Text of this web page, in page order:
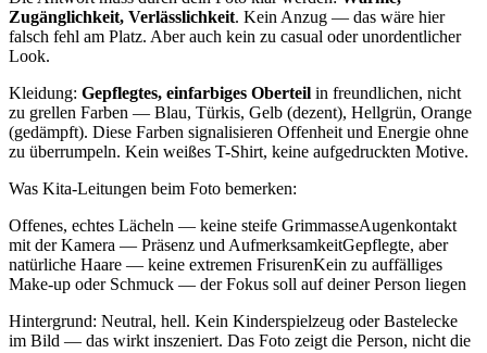
Zugänglichkeit, Verlässlichkeit. Kein Anzug — das wäre hier
falsch fehl am Platz. Aber auch kein zu casual oder unordentlicher
Look.
Kleidung: Gepflegtes, einfarbiges Oberteil in freundlichen, nicht
zu grellen Farben — Blau, Türkis, Gelb (dezent), Hellgrün, Orange
(gedämpft). Diese Farben signalisieren Offenheit und Energie ohne
zu überrumpeln. Kein weißes T-Shirt, keine aufgedruckten Motive.
Was Kita-Leitungen beim Foto bemerken:
Offenes, echtes Lächeln — keine steife GrimmasseAugenkontakt
mit der Kamera — Präsenz und AufmerksamkeitGepflegte, aber
natürliche Haare — keine extremen FrisurenKein zu auffälliges
Make-up oder Schmuck — der Fokus soll auf deiner Person liegen
Hintergrund: Neutral, hell. Kein Kinderspielzeug oder Bastelecke
im Bild — das wirkt inszeniert. Das Foto zeigt die Person, nicht die